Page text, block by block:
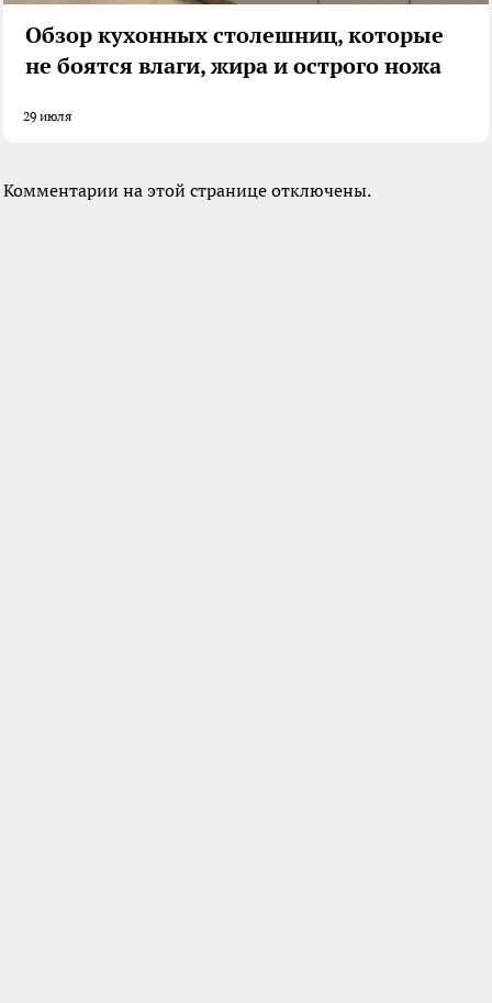
Обзор кухонных столешниц, которые
не боятся влаги, жира и острого ножа
29 июля
Комментарии на этой странице отключены.